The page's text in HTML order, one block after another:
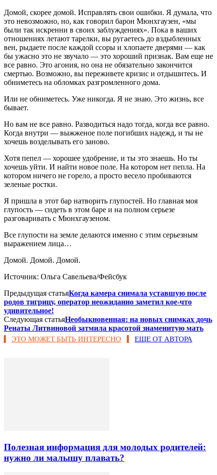
Домой, скорее домой. Исправлять свои ошибки. Я думала, что
это невозможно, но, как говорил барон Мюнхгаузен, «мы
были так искренни в своих заблуждениях». Пока в ваших
отношениях летают тарелки, вы ругаетесь до вздыбленных
вен, рыдаете после каждой ссоры и хлопаете дверями — как
бы ужасно это не звучало — это хороший признак. Вам еще не
все равно. Это агония, но она не обязательно закончится
смертью. Возможно, вы переживете кризис и отдышитесь. И
обниметесь на обломках разгромленного дома.
Или не обниметесь. Уже никогда. Я не знаю. Это жизнь, все
бывает.
Но вам не все равно. Разводиться надо тогда, когда все равно.
Когда внутри — выжженое поле погибших надежд, и ты не
хочешь возделывать его заново.
Хотя пепел — хорошее удобрение, и ты это знаешь. Но ты
хочешь уйти. И найти новое поле. На котором нет пепла. На
котором ничего не горело, а просто весело пробиваются
зеленые ростки.
Я пришла в этот бар натворить глупостей. Но главная моя
глупость — сидеть в этом баре и на полном серьезе
разговаривать с Мюнхгаузеном.
Все глупости на земле делаются именно с этим серьезным
выражением лица…
Домой. Домой. Домой.
Источник: Ольга Савельева/Фейсбук
Предыдущая статьяКогда камера снимала уставшую после
родов тигрицу, оператор неожиданно заметил кое-что
удивительное!
Следующая статьяНеобыкновенная: на новых снимках дочь
Ренаты Литвиновой затмила красотой знаменитую мать
ЭТО МОЖЕТ БЫТЬ ИНТЕРЕСНО ЕЩЕ ОТ АВТОРА
Полезная информация для молодых родителей:
нужно ли малышу плавать?